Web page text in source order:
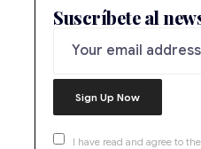
Suscríbete al
I have read and agree to